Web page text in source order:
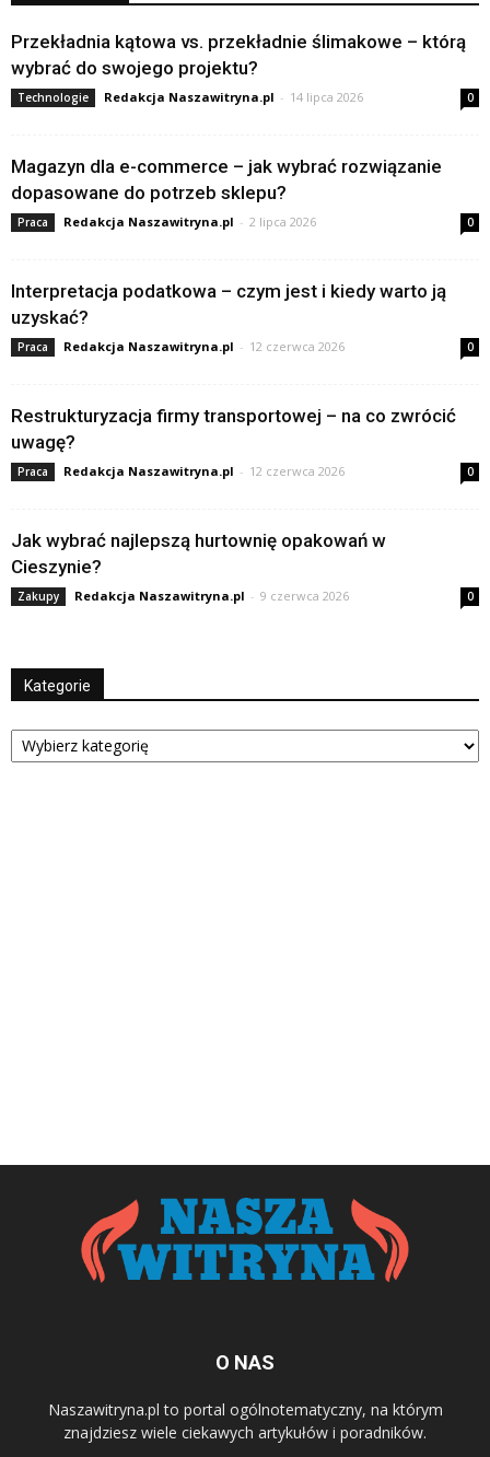
Przekładnia kątowa vs. przekładnie ślimakowe – którą
wybrać do swojego projektu?
Technologie Redakcja Naszawitryna.pl - 14 lipca 2026 0
Magazyn dla e-commerce – jak wybrać rozwiązanie
dopasowane do potrzeb sklepu?
Praca Redakcja Naszawitryna.pl - 2 lipca 2026 0
Interpretacja podatkowa – czym jest i kiedy warto ją
uzyskać?
Praca Redakcja Naszawitryna.pl - 12 czerwca 2026 0
Restrukturyzacja firmy transportowej – na co zwrócić
uwagę?
Praca Redakcja Naszawitryna.pl - 12 czerwca 2026 0
Jak wybrać najlepszą hurtownię opakowań w
Cieszynie?
Zakupy Redakcja Naszawitryna.pl - 9 czerwca 2026 0
Kategorie
Kategorie
O NAS
Naszawitryna.pl to portal ogólnotematyczny, na którym
znajdziesz wiele ciekawych artykułów i poradników.